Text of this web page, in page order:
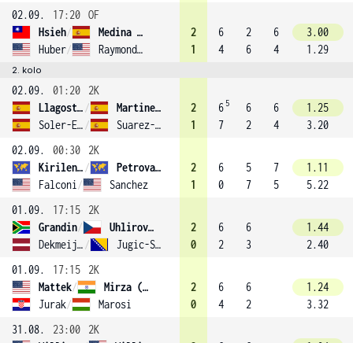
02.09.
17:20 OF
Hsieh/
Medina Garrigues (16)
Huber/ Raymond (1)
2
1
6
4
2
6
6
4
3.00
1.29
2. kolo
02.09. 01:20
2K
Llagostera Vives /
Martinez Sanchez (8)
Soler-Espinosa / Suarez-Navarro
2
1
6 5
7
6
2
6
4
1.25
3.20
02.09.
00:30
2K
Kirilenko /
Petrova (4)
Falconi / Sanchez
2
1
6
0
5
7
7
5
1.11
5.22
01.09.
17:15
2K
Grandin/
Uhlirova (14)
Dekmeijere / Jugic-Salkic
2
0
6
2
6
3
1.44
2.40
01.09.
17:15
2K
Mattek/
Mirza (13)
Jurak/ Marosi
2
0
6
4
6
2
1.24
3.32
31.08.
23:00
2K